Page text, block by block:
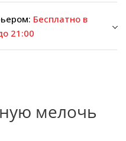
Бесплатно в
21:00
мелочь